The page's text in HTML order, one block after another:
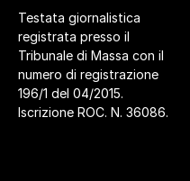
Testata giornalistica
registrata presso il
Tribunale di Massa con il
numero di registrazione
196/1 del 04/2015.
Iscrizione ROC. N. 36086.